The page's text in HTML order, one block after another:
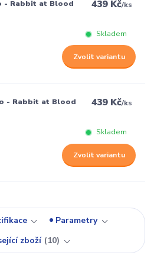
- Rabbit at Blood
439 Kč/ks
Skladem
Zvolit variantu
- Rabbit at Blood
439 Kč/ks
Skladem
Zvolit variantu
Parametry
zboží
10